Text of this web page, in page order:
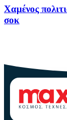
Χαμένος
σοκ